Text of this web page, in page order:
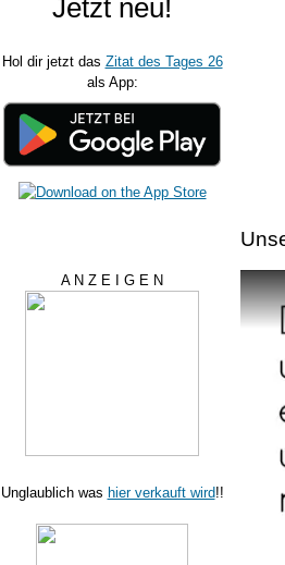
Jetzt neu!
Hol dir jetzt das Zitat des Tages 26
als App:
A N Z E I G E N
Unglaublich was hier verkauft wird!!